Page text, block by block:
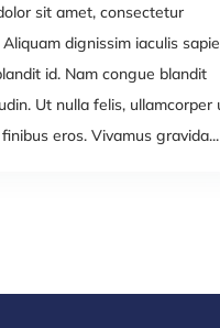
sit amet, consectetur
dignissim iaculis
id. Nam congue blandit
Ut nulla felis, ullamcorper
eros. Vivamus gravida...